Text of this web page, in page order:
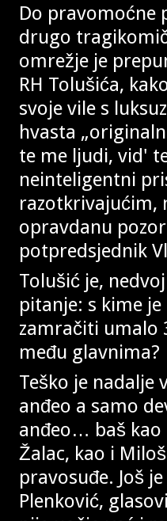
Do pravomoćne
drugo
omrežje je
RH Tolušića,
svoje vile s
hvasta
te me ljudi, vid'
neinteligentni
razotkrivajućim,
opravdanu
potpredsjednik
Tolušić je,
pitanje: s kime
zamračiti umalo
među glavnima?
Teško je nadalje
anđeo a samo
anđeo… baš kao
Žalac, kao i
pravosuđe. Još
Plenković,